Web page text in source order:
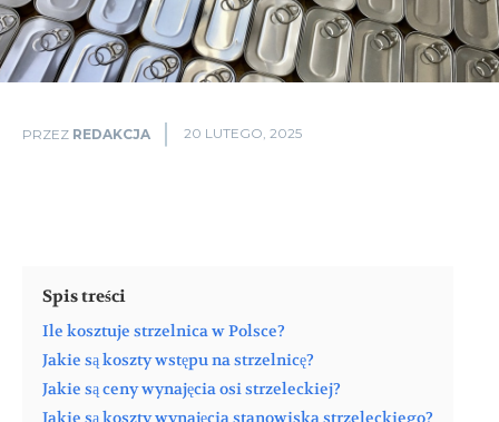
PRZEZ REDAKCJA 20 LUTEGO, 2025
Spis treści
Ile kosztuje strzelnica w Polsce?
Jakie są koszty wstępu na strzelnicę?
Jakie są ceny wynajęcia osi strzeleckiej?
Jakie są koszty wynajęcia stanowiska strzeleckiego?